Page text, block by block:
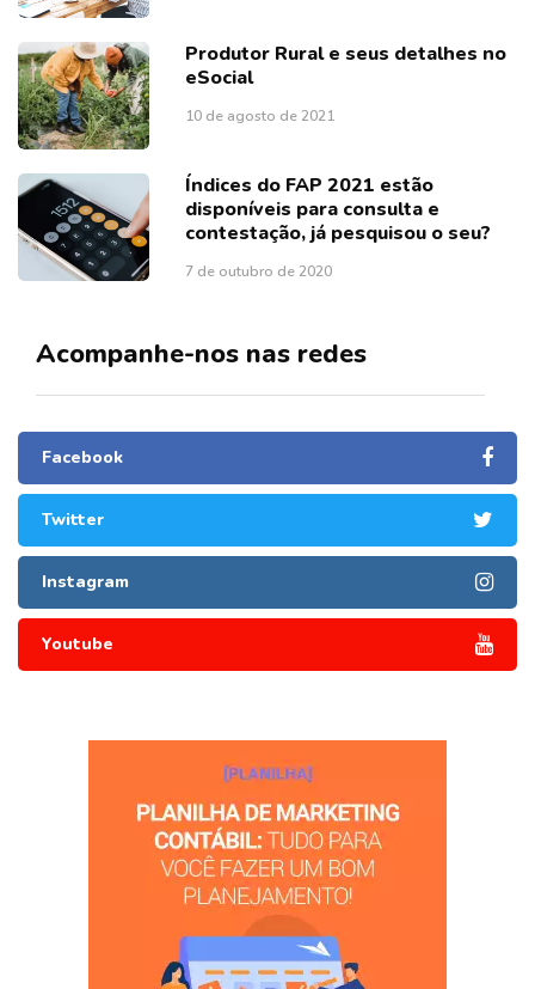
Produtor Rural e seus detalhes no
eSocial
10 de agosto de 2021
Índices do FAP 2021 estão
disponíveis para consulta e
contestação, já pesquisou o seu?
7 de outubro de 2020
Acompanhe-nos nas redes
Facebook
Twitter
Instagram
Youtube